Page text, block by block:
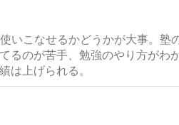
いこなせるかどうかが大事。塾
るのが苦手、勉強のやり方がわ
は上げられる。